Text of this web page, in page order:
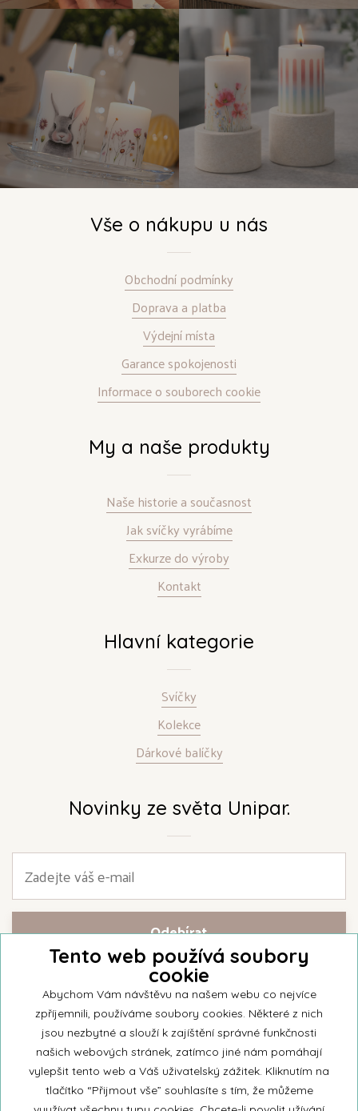
Vše o nákupu u nás
Obchodní podmínky
Doprava a platba
Výdejní místa
Garance spokojenosti
Informace o souborech cookie
My a naše produkty
Naše historie a současnost
Jak svíčky vyrábíme
Exkurze do výroby
Kontakt
Hlavní kategorie
Svíčky
Kolekce
Dárkové balíčky
Novinky ze světa Unipar.
Přihlašte se k našemu newsletteru a buďte jako první informováni o
nejnovějších kolekcích svíček a aktualitách z rodinné firmy Unipar.
© 2026 Unipar
Tento web používá soubory
cookie
Abychom Vám návštěvu na našem webu co nejvíce
zpříjemnili, používáme soubory cookies. Některé z nich
jsou nezbytné a slouží k zajíštění správné funkčnosti
našich webových stránek, zatímco jiné nám pomáhají
vylepšit tento web a Váš uživatelský zážitek. Kliknutím na
tlačítko “Přijmout vše” souhlasíte s tím, že můžeme